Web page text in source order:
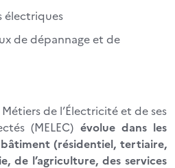
électriques
de dépannage et de
de l’Électricité et de ses
(MELEC) évolue dans les
(résidentiel, tertiaire,
de l’agriculture, des services